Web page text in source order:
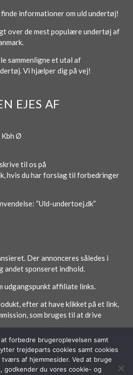
finde informationer om uld undertøj!
over de mest populære undertøj af
sammenligne et utal af
Vi hjælper dig på vej!
EJES AF
Kbh Ø
til os på
hvis du har forslag til forbedringer
“Uld-undertoej.dk”
Der annonceres således i
andet sponseret indhold.
udgangspunkt affiliate links.
efter at have klikket på et link,
som bruges til at drive
/ Kontakt Betingelser
forbedre brugeroplevelsen samt
trejdeparts cookies samt cookies
af hjemmesider. Ved at bruge
godkender du vores cookie- og